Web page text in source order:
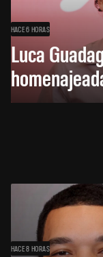
HACE 6 HORAS
Luca
HACE 8 HORAS